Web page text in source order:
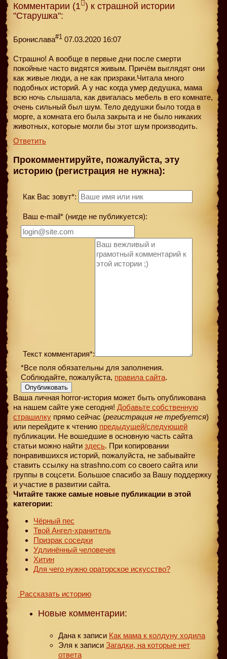
Комментарии (1 ) к страшной истории
"Старушка":
Бронислава#1 07.03.2020 16:07
Страшно! А вообще в первые дни после смерти
покойные часто видятся живым. Причём выглядят они
как живые люди, а не как призраки.Читала много
подобных историй. А у нас когда умер дедушка, мама
всю ночь слышала, как двигалась мебель в его комнате,
очень сильный был шум. Тело дедушки было тогда в
морге, а комната его была закрыта и не было никаких
животных, которые могли бы этот шум производить.
Ответить
Прокомментируйте, пожалуйста, эту
историю (регистрация не нужна):
Как Вас зовут*:
Ваш e-mail* (нигде не публикуется):
Текст комментария*:
*Все поля обязательны для заполнения.
Соблюдайте, пожалуйста, правила сайта.
Опубликовать
Ваша личная horror-история может быть опубликована
на нашем сайте уже сегодня! Добавьте собственную
страшилку прямо сейчас (регистрация не требуется)
или перейдите к чтению предыдущей/следующей
публикации. Не вошедшие в основную часть сайта
статьи можно найти здесь. При копировании
понравившихся историй, пожалуйста, не забывайте
ставить ссылку на strashno.com со своего сайта или
группы в соцсети. Большое спасибо за Вашу поддержку
и участие в развитии сайта.
Читайте также самые новые публикации в этой
категории:
Чёрный пес
Твой Ангел-хранитель
Призрак соседки
Удлинённый человечек
Хитин
Для чего нужно ораторское искусство?
Рассказать историю
Новые комментарии:
Дана к записи Как мама к колдуну ходила
Эля к записи Загадки, на которые нет
ответа